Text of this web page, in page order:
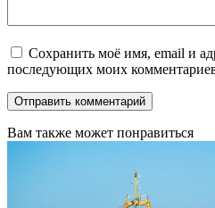
Сохранить моё имя, email и
последующих моих
Вам также может понравиться